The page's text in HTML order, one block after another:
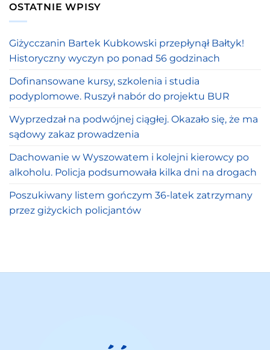
OSTATNIE WPISY
Giżycczanin Bartek Kubkowski przepłynął Bałtyk!
Historyczny wyczyn po ponad 56 godzinach
Dofinansowane kursy, szkolenia i studia
podyplomowe. Ruszył nabór do projektu BUR
Wyprzedzał na podwójnej ciągłej. Okazało się, że ma
sądowy zakaz prowadzenia
Dachowanie w Wyszowatem i kolejni kierowcy po
alkoholu. Policja podsumowała kilka dni na drogach
Poszukiwany listem gończym 36-latek zatrzymany
przez giżyckich policjantów